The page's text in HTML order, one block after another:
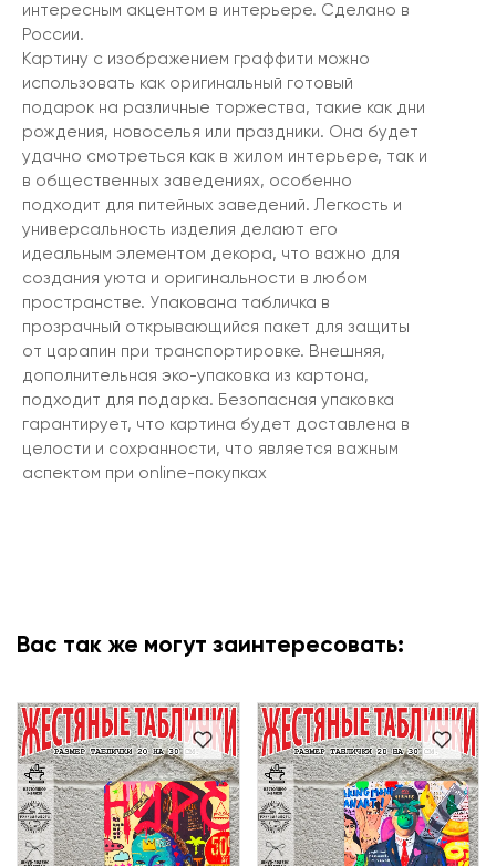
интересным акцентом в интерьере. Сделано в
России.
Картину с изображением граффити можно
использовать как оригинальный готовый
подарок на различные торжества, такие как дни
рождения, новоселья или праздники. Она будет
удачно смотреться как в жилом интерьере, так и
в общественных заведениях, особенно
подходит для питейных заведений. Легкость и
универсальность изделия делают его
идеальным элементом декора, что важно для
создания уюта и оригинальности в любом
пространстве. Упакована табличка в
прозрачный открывающийся пакет для защиты
от царапин при транспортировке. Внешняя,
дополнительная эко-упаковка из картона,
подходит для подарка. Безопасная упаковка
гарантирует, что картина будет доставлена в
целости и сохранности, что является важным
аспектом при online-покупках
Вас так же могут заинтересовать: